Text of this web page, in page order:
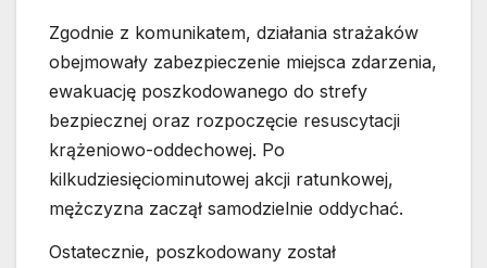
Zgodnie z komunikatem, działania strażaków
obejmowały zabezpieczenie miejsca zdarzenia,
ewakuację poszkodowanego do strefy
bezpiecznej oraz rozpoczęcie resuscytacji
krążeniowo-oddechowej. Po
kilkudziesięciominutowej akcji ratunkowej,
mężczyzna zaczął samodzielnie oddychać.
Ostatecznie, poszkodowany został